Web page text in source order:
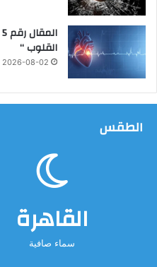
القلوب “
2026-08-02
الطقس
القاهرة
سماء صافية